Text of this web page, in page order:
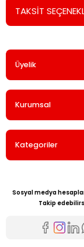
TAKSİT
Üyelik
Kurumsal
Kategoriler
Sosyal medya
Takip